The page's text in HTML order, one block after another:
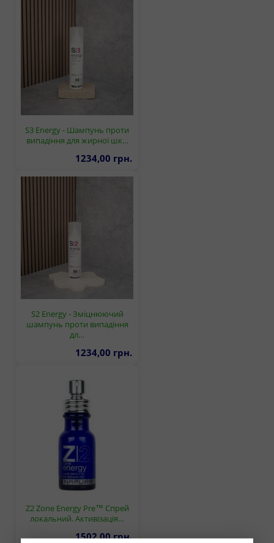
S3 Energy - Шампунь проти
випадіння для жирної шк…
1234,00 грн.
S2 Energy - Зміцнюючий
шампунь проти випадіння
дл…
1234,00 грн.
Z2 Zone Energy Pre™ Спрей
локальний. Активізація…
1502,00 грн.